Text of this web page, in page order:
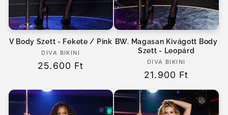
V Body Szett - Fekete / Pink
Forgalmazó:
DIVA BIKINI
Normál
25.600 Ft
BW. Magasan Kivágott Body
Szett - Leopárd
Forgalmazó:
DIVA BIKINI
Normál
ár
21.900 Ft